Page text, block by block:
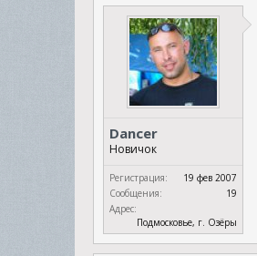
Dancer
Новичок
Регистрация:
19 фев 2007
Сообщения:
19
Адрес:
Подмосковье, г. Озёры